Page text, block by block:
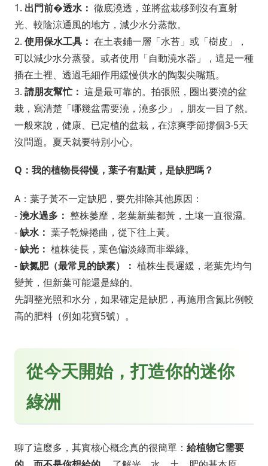
1. 出門前�透水： 徹底澆透，並將盆栽移到沒有直射
光、較陰涼通風的地方，減少水分蒸散。
2. 使用保水工具： 在土表鋪一層「水苔」或「樹皮」，
可以減少水分蒸發。或者使用「自動澆水器」，這是一種
插在土裡、透過毛細作用緩慢供水的陶製尖嘴瓶。
3. 請朋友幫忙： 這是最可靠的。拍張照，圈出要澆的盆
栽，寫清楚「哪幾盆需要澆，澆多少」，朋友一目了然。
一般來說，健康、已定植的盆栽，在涼爽季節撐個3-5天
沒問題。夏天就要特別小心。
Q：我的植物長得慢，葉子有點黃，是缺肥嗎？
A：葉子黃不一定缺肥，要先排除其他原因：
-澆水過多： 整株萎靡，老葉新葉都黃，土壤一直很濕。
-缺水： 葉子乾燥捲曲，從下往上黃。
-缺光： 植株徒長，葉色偏淡綠而非翠綠。
-缺氮肥（最常見的缺素）： 植株生長遲緩，老葉先均勻
變黃，但新葉可能還是綠的。
先調整光照和水分，如果確定是缺肥，再施用含氮比例較
高的肥料（例如花寶5號）。
從今天開始，打造你的迷你
綠洲
聊了這麼多，其實核心概念真的很簡單： 給植物它需要